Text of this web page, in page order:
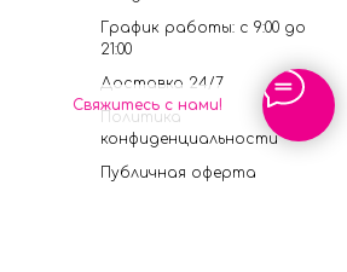
Свяжитесь с нами!
График работы: с 9:00 до
21:00
Доставка 24/7
Политика
конфиденциальности
Публичная оферта